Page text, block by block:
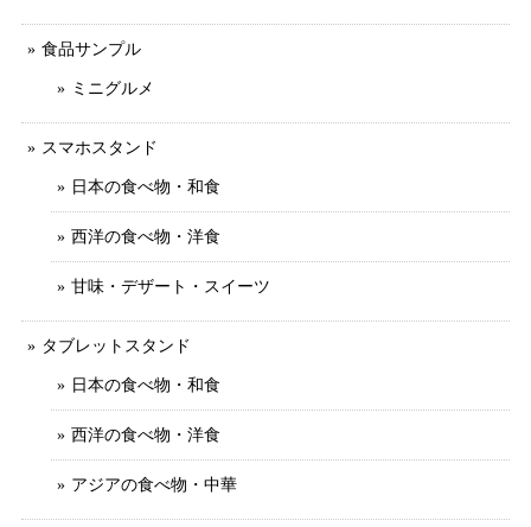
食品サンプル
ミニグルメ
スマホスタンド
日本の食べ物・和食
西洋の食べ物・洋食
甘味・デザート・スイーツ
タブレットスタンド
日本の食べ物・和食
西洋の食べ物・洋食
アジアの食べ物・中華